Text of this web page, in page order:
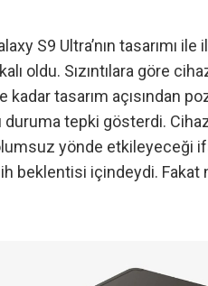
S9 Ultra’nın tasarımı
oldu. Sızıntılara göre
kadar tasarım açısından
tepki gösterdi.
yönde etkileyeceği
beklentisi içindeydi. Fakat